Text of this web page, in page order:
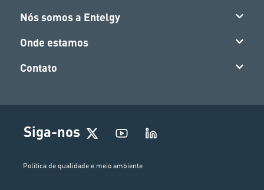
Nós somos a Entelgy
Onde estamos
Contato
Siga-nos
Política de qualidade e meio ambiente